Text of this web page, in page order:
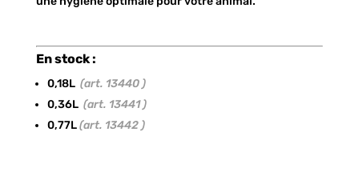
En stock :
0,18L (art. 13440 )
0,36L (art. 13441 )
0,77L(art. 13442 )